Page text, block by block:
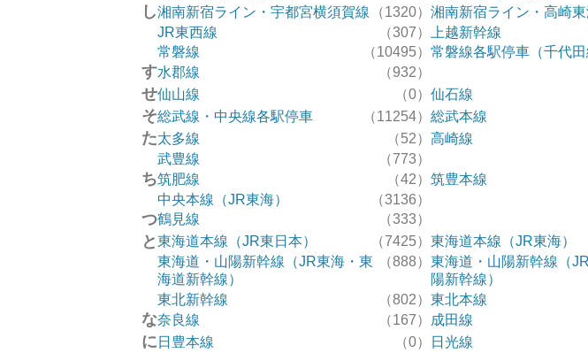
し湘南新宿ライン・宇都宮横須賀線 （1320）湘南新宿ライン・高崎
JR東西線
（307） 上越新幹線
常磐線
（10495）常磐線各駅停車（千代田
す水郡線 （932）
せ仙山線 （0）仙石線
そ総武線・中央線各駅停車 （11254）総武本線
た太多線 （52）高崎線
武豊線
（773）
ち筑肥線 （42）筑豊本線
中央本線（JR東海）
（3136）
つ鶴見線 （333）
と東海道本線（JR東日本） （7425）東海道本線（JR東海）
東海道・山陽新幹線（JR東海・東
海道新幹線）
（888）東海道・山陽新幹線（
陽新幹線）
東北新幹線 （802）東北本線
な奈良線 （167） 成田線
に 日豊本線 （0） 日光線